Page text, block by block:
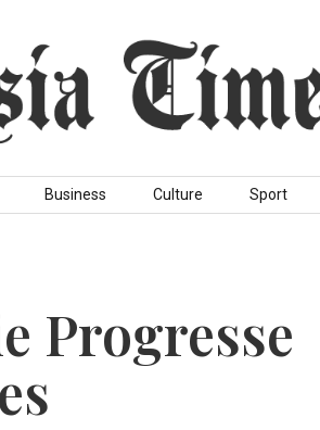
Business Culture Sport
Progresse